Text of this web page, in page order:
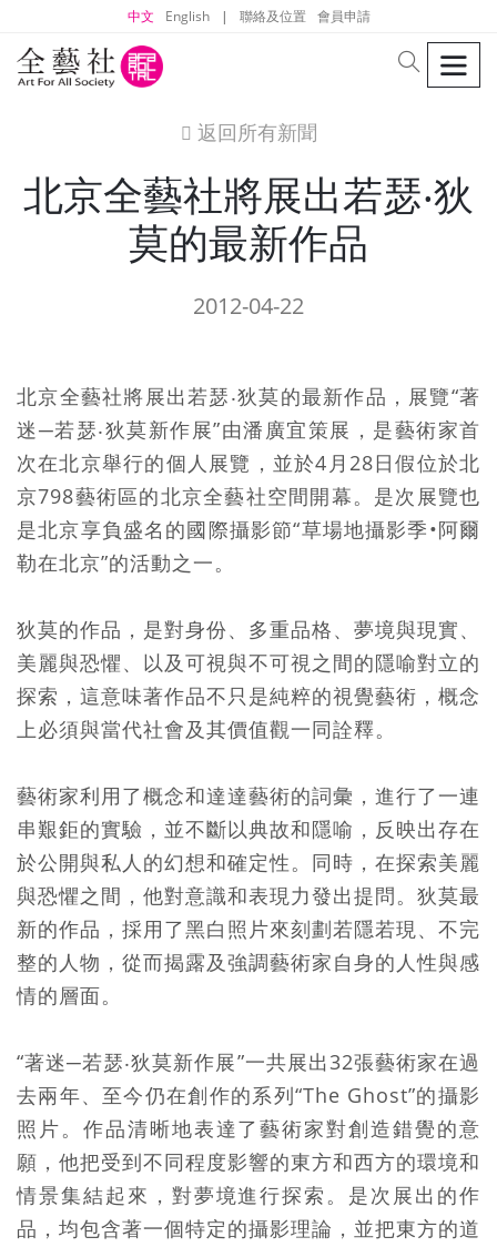
中文 English | 聯絡及位置 會員申請
search
icon
返回所有新聞
北京全藝社將展出若瑟‧狄
莫的最新作品
2012-04-22
北京全藝社將展出若瑟‧狄莫的最新作品，展覽“著
迷─若瑟‧狄莫新作展”由潘廣宜策展，是藝術家首
次在北京舉行的個人展覽，並於4月28日假位於北
京798藝術區的北京全藝社空間開幕。是次展覽也
是北京享負盛名的國際攝影節“草場地攝影季•阿爾
勒在北京”的活動之一。
狄莫的作品，是對身份、多重品格、夢境與現實、
美麗與恐懼、以及可視與不可視之間的隱喻對立的
探索，這意味著作品不只是純粹的視覺藝術，概念
上必須與當代社會及其價值觀一同詮釋。
藝術家利用了概念和達達藝術的詞彙，進行了一連
串艱鉅的實驗，並不斷以典故和隱喻，反映出存在
於公開與私人的幻想和確定性。同時，在探索美麗
與恐懼之間，他對意識和表現力發出提問。狄莫最
新的作品，採用了黑白照片來刻劃若隱若現、不完
整的人物，從而揭露及強調藝術家自身的人性與感
情的層面。
“著迷─若瑟‧狄莫新作展”一共展出32張藝術家在過
去兩年、至今仍在創作的系列“The Ghost”的攝影
照片。作品清晰地表達了藝術家對創造錯覺的意
願，他把受到不同程度影響的東方和西方的環境和
情景集結起來，對夢境進行探索。是次展出的作
品，均包含著一個特定的攝影理論，並把東方的道